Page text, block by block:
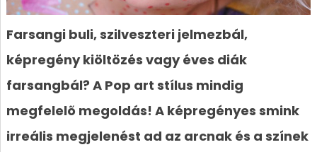
Farsangi buli, szilveszteri jelmezbál,
képregény kiöltözés vagy éves diák
farsangbál? A Pop art stílus mindig
megfelelõ megoldás! A képregényes smink
irreális megjelenést ad az arcnak és a színek